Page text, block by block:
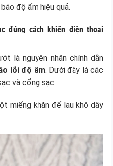
độ ẩm hiệu quả.
đúng cách khiến điện thoại
là nguyên nhân chính dẫn
lỗi độ ẩm. Dưới đây là các
và cổng sạc:
miếng khăn để lau khô dây